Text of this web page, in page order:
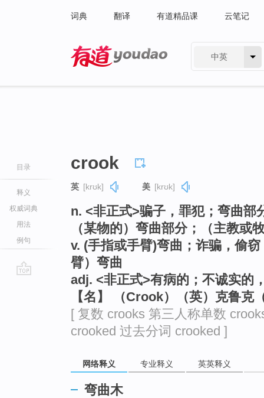
词典 翻译 有道精品课 云笔记
中英
目录
释义
权威词典
用法
例句
crook
英 [krʊk] 美 [krʊk]
n. <非正式>骗子，罪犯；弯曲部
（某物的）弯曲部分；（主教或
v. (手指或手臂)弯曲；诈骗，偷
臂）弯曲
adj. <非正式>有病的；不诚实的
【名】 （Crook）（英）克鲁克
[ 复数 crooks 第三人称单数
crooked 过去分词 crooked ]
网络释义 专业释义 英英释义
弯曲木